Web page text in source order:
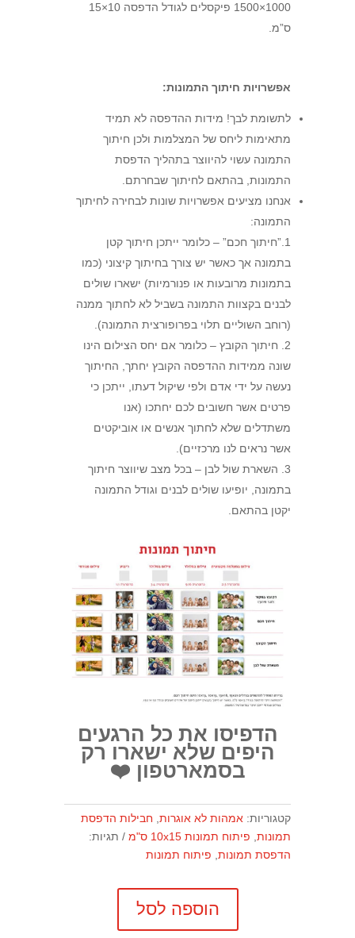
1000×1500 פיקסלים לגודל הדפסה 10×15
ס”מ.
אפשרויות חיתוך התמונות:
לתשומת לבך! מידות ההדפסה לא תמיד
מתאימות ליחס של המצלמות ולכן חיתוך
התמונה עשוי להיווצר בתהליך הדפסת
התמונות, בהתאם לחיתוך שבחרתם.
אנחנו מציעים אפשרויות שונות לבחירה לחיתוך
התמונה:
1.”חיתוך חכם” – כלומר ייתכן חיתוך קטן
בתמונה אך כאשר יש צורך בחיתוך קיצוני (כמו
בתמונות מרובעות או פנורמיות) ישארו שולים
לבנים בקצוות התמונה בשביל לא לחתוך ממנה
(רוחב השוליים תלוי בפרופורצית התמונה).
2. חיתוך הקובץ – כלומר אם יחס הצילום הינו
שונה ממידות ההדפסה הקובץ יחתך, החיתוך
נעשה על ידי אדם ולפי שיקול דעתו, ייתכן כי
פרטים אשר חשובים לכם יחתכו (אנו
משתדלים שלא לחתוך אנשים או אוביקטים
אשר נראים לנו מרכזיים).
3. השארת שול לבן – בכל מצב שיווצר חיתוך
בתמונה, יופיעו שולים לבנים וגודל התמונה
יקטן בהתאם.
הדפיסו את כל הרגעים
היפים שלא ישארו רק
בסמארטפון ❤️
קטגוריות: אמהות לא אוגרות, חבילות הדפסת
תמונות, פיתוח תמונות 10x15 ס"מ
תגיות:
הדפסת תמונות, פיתוח תמונות
הוספה לסל